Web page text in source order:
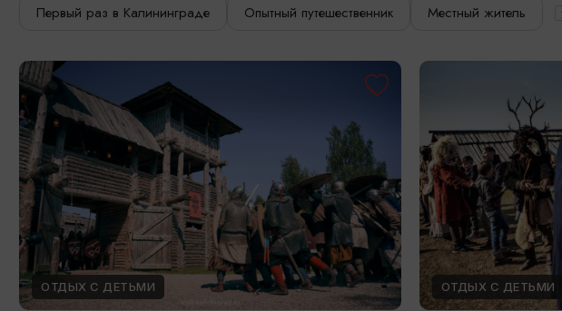
Первый раз в Калининграде Опытный путешественник Местный житель
ОТДЫХ С ДЕТЬМИ ОТДЫХ С ДЕТЬМИ